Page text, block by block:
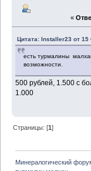
«
Цитата: Installer23 от
есть турмалины
возможности.
500 рублей, 1.500 с
1.000
Страницы: [1]
Минералогический